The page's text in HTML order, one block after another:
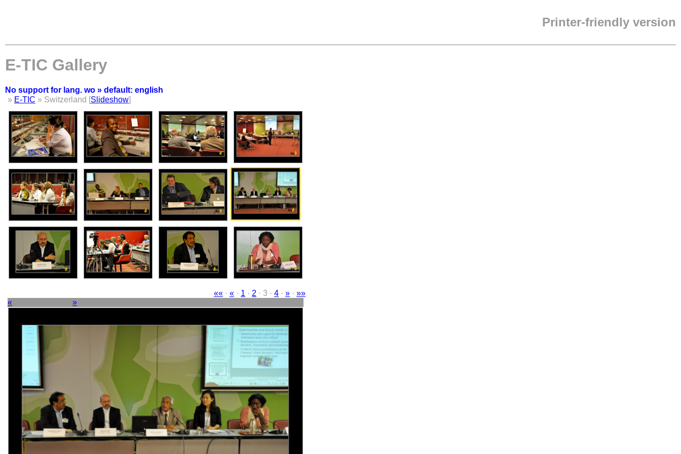
Printer-friendly version
E-TIC Gallery
No support for lang. wo » default: english
» E-TIC » Switzerland [Slideshow]
«« · « · 1 · 2 · 3 · 4 · » · »»
«
»